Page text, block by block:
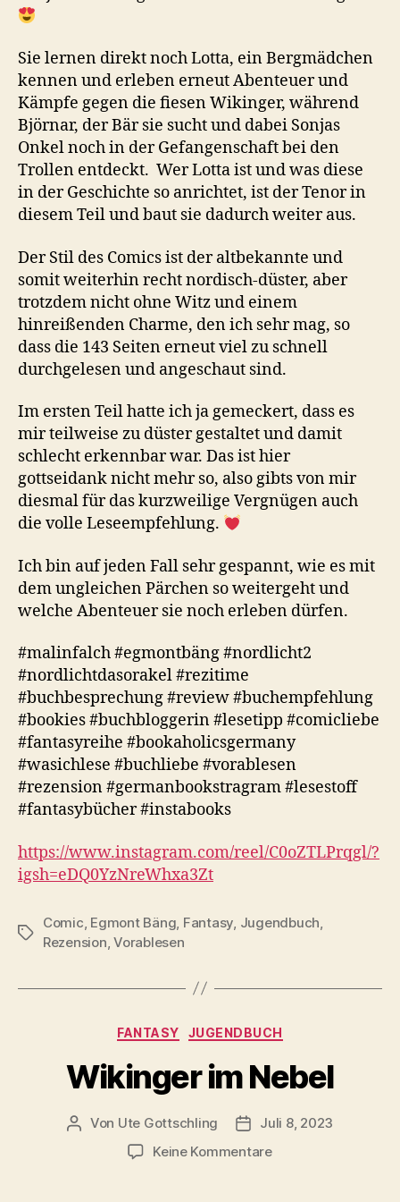
Sie lernen direkt noch Lotta, ein Bergmädchen
kennen und erleben erneut Abenteuer und
Kämpfe gegen die fiesen Wikinger, während
Björnar, der Bär sie sucht und dabei Sonjas
Onkel noch in der Gefangenschaft bei den
Trollen entdeckt. Wer Lotta ist und was diese
in der Geschichte so anrichtet, ist der Tenor in
diesem Teil und baut sie dadurch weiter aus.
Der Stil des Comics ist der altbekannte und
somit weiterhin recht nordisch-düster, aber
trotzdem nicht ohne Witz und einem
hinreißenden Charme, den ich sehr mag, so
dass die 143 Seiten erneut viel zu schnell
durchgelesen und angeschaut sind.
Im ersten Teil hatte ich ja gemeckert, dass es
mir teilweise zu düster gestaltet und damit
schlecht erkennbar war. Das ist hier
gottseidank nicht mehr so, also gibts von mir
diesmal für das kurzweilige Vergnügen auch
die volle Leseempfehlung.
Ich bin auf jeden Fall sehr gespannt, wie es mit
dem ungleichen Pärchen so weitergeht und
welche Abenteuer sie noch erleben dürfen.
#malinfalch #egmontbäng #nordlicht2
#nordlichtdasorakel #rezitime
#buchbesprechung #review #buchempfehlung
#bookies #buchbloggerin #lesetipp #comicliebe
#fantasyreihe #bookaholicsgermany
#wasichlese #buchliebe #vorablesen
#rezension #germanbookstragram #lesestoff
#fantasybücher #instabooks
https://www.instagram.com/reel/C0oZTLPrqgl/?
igsh=eDQ0YzNreWhxa3Zt
Schlagwörter
Comic Egmont Bäng Fantasy Jugendbuch
Rezension ,Vorablesen
Kategorien
FANTASY JUGENDBUCH
Wikinger im Nebel
Beitragsautor
Von Ute Gottschling Veröffentlichungsdatum
Juli 8, 2023
Keine Kommentarezu